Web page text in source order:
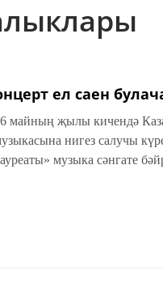
ел саен
майның җылы кичендә
нигез салучы
музыка сәнгате